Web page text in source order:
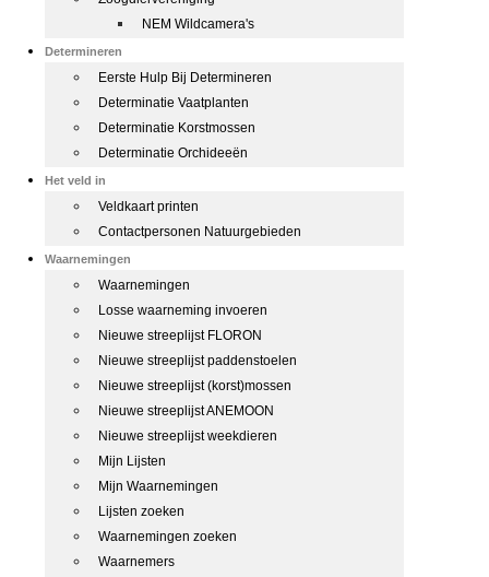
NEM Wildcamera's
Determineren
Eerste Hulp Bij Determineren
Determinatie Vaatplanten
Determinatie Korstmossen
Determinatie Orchideeën
Het veld in
Veldkaart printen
Contactpersonen Natuurgebieden
Waarnemingen
Waarnemingen
Losse waarneming invoeren
Nieuwe streeplijst FLORON
Nieuwe streeplijst paddenstoelen
Nieuwe streeplijst (korst)mossen
Nieuwe streeplijst ANEMOON
Nieuwe streeplijst weekdieren
Mijn Lijsten
Mijn Waarnemingen
Lijsten zoeken
Waarnemingen zoeken
Waarnemers